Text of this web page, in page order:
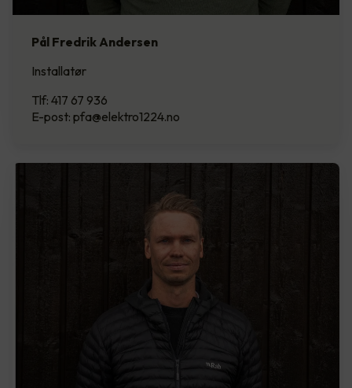
Pål Fredrik Andersen
Installatør
Tlf: 417 67 936
E-post: pfa@elektro1224.no